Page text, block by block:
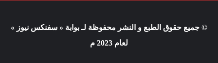
© جميع حقوق الطبع و النشر محفوظة لـ بوابة « سفنكس نيوز »
لعام 2023 م